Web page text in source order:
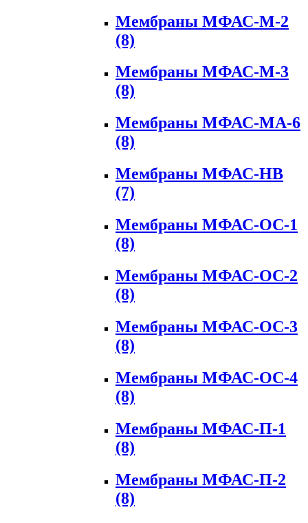
Мембраны МФАС-М-2
(8)
Мембраны МФАС-М-3
(8)
Мембраны МФАС-МА-6
(8)
Мембраны МФАС-НВ
(7)
Мембраны МФАС-ОС-1
(8)
Мембраны МФАС-ОС-2
(8)
Мембраны МФАС-ОС-3
(8)
Мембраны МФАС-ОС-4
(8)
Мембраны МФАС-П-1
(8)
Мембраны МФАС-П-2
(8)